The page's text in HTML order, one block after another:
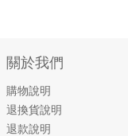
關於我們
購物說明
退換貨說明
退款說明